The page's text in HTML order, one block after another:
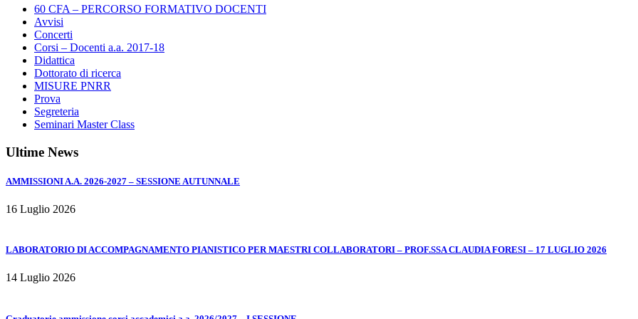
60 CFA – PERCORSO FORMATIVO DOCENTI
Avvisi
Concerti
Corsi – Docenti a.a. 2017-18
Didattica
Dottorato di ricerca
MISURE PNRR
Prova
Segreteria
Seminari Master Class
Ultime News
AMMISSIONI A.A. 2026-2027 – SESSIONE AUTUNNALE
16 Luglio 2026
LABORATORIO DI ACCOMPAGNAMENTO PIANISTICO PER MAESTRI COLLABORATORI – PROF.SSA CLAUDIA FORESI – 17 LUGLIO 2026
14 Luglio 2026